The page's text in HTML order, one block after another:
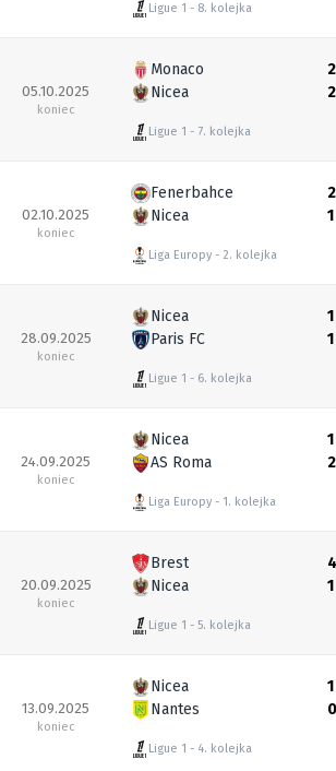
Ligue 1 8. kolejka
05.10.2025
koniec
Monaco
Nicea
Ligue 1 7. kolejka
2
2
02.10.2025
koniec
Fenerbahce
Nicea
Liga Europy 2. kolejka
2
1
28.09.2025
koniec
Nicea
Paris FC
Ligue 1 6. kolejka
1
1
24.09.2025
koniec
Nicea
AS Roma
Liga Europy 1. kolejka
1
2
20.09.2025
koniec
Brest
Nicea
Ligue 1 5. kolejka
4
1
13.09.2025
koniec
Nicea
Nantes
Ligue 1 4. kolejka
1
0